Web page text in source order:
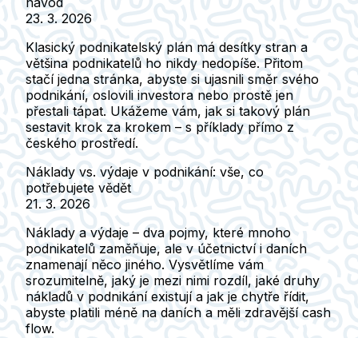
23. 3. 2026
Klasický podnikatelský plán má desítky stran a
většina podnikatelů ho nikdy nedopíše. Přitom
stačí jedna stránka, abyste si ujasnili směr svého
podnikání, oslovili investora nebo prostě jen
přestali tápat. Ukážeme vám, jak si takový plán
sestavit krok za krokem – s příklady přímo z
českého prostředí.
Náklady vs. výdaje v podnikání: vše, co
potřebujete vědět
21. 3. 2026
Náklady a výdaje – dva pojmy, které mnoho
podnikatelů zaměňuje, ale v účetnictví i daních
znamenají něco jiného. Vysvětlíme vám
srozumitelně, jaký je mezi nimi rozdíl, jaké druhy
nákladů v podnikání existují a jak je chytře řídit,
abyste platili méně na daních a měli zdravější cash
flow.